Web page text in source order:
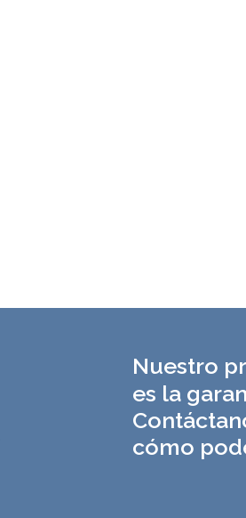
Nuestro
es la
cómo